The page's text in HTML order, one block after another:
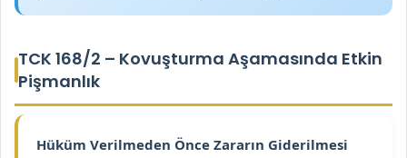
TCK 168/2 – Kovuşturma Aşamasında Etkin
Pişmanlık
Hüküm Verilmeden Önce Zararın Giderilmesi